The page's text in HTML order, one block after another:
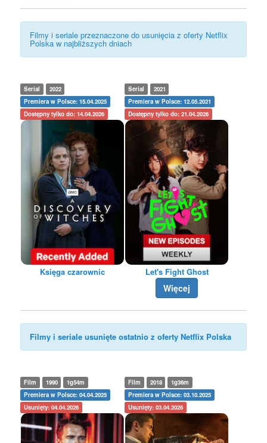
Filmy i seriale przeznaczone do usunięcia z oferty Netflix
Polska w najbliższych dniach
Serial
2022
Premiera w Polsce: 15.04.2025
Dostępny tylko do: 14.04.2026
Księga czarownic
Serial
2021
Premiera w Polsce: 12.05.2021
Dostępny tylko do: 21.04.2026
Let's Fight Ghost
Więcej
Filmy i seriale usunięte ostatnio z oferty Netflix Polska
Film 1990
1g54m
Premiera w Polsce: 04.04.2025
Usunięty: 04.04.2026
Film 2018
1g36m
Premiera w Polsce: 03.10.2025
Usunięty: 03.04.2026